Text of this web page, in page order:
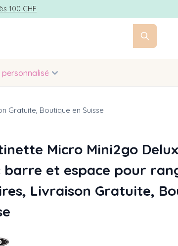
100 CHF
personnalisé
Gratuite, Boutique en Suisse
Micro Mini2go
barre et espace pour
Livraison Gratuite,